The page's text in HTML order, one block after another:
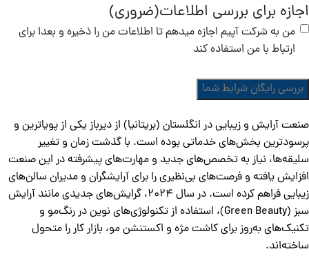
اجازه برای بررسی اطلاعات(ضروری)
من به شرکت آپیم اجازه میدهم تا اطلاعات من را ذخیره و بعدا برای
ارتباط با من استفاده کند
صنعت آرایش و زیبایی در انگلستان (بریتانیا) از دیرباز یکی از پویاترین و
پرسودترین بخش‌های خدماتی بوده است. با گذشت زمان و تغییر
سلیقه‌ها، نیاز به تخصص‌های جدید و مهارت‌های پیشرفته در این صنعت
افزایش یافته و فرصت‌های بی‌نظیری را برای آرایشگران و مدیران سالن‌های
زیبایی فراهم کرده است. در سال 2024، گرایش‌های جدیدی مانند آرایش
سبز (Green Beauty)، استفاده از تکنولوژی‌های نوین در رنگ‌مو و
تکنیک‌های به‌روز برای کاشت مژه و اکستنشن مو، بازار کار را متحول
ساخته‌اند.